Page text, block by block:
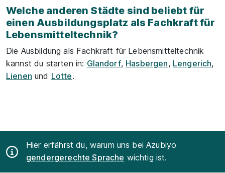
Welche anderen Städte sind beliebt für
einen Ausbildungsplatz als Fachkraft für
Lebensmitteltechnik?
Die Ausbildung als Fachkraft für Lebensmitteltechnik
kannst du starten in: Glandorf, Hasbergen, Lengerich,
Lienen und Lotte.
Hier erfährst du, warum uns bei Azubiyo
gendergerechte Sprache wichtig ist.